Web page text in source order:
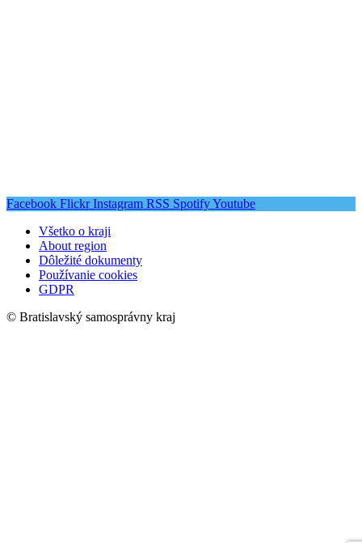
Facebook Flickr Instagram RSS SpotifyYoutube
Všetko o kraji
About region
Dôležité dokumenty
Používanie cookies
GDPR
© Bratislavský samosprávny kraj